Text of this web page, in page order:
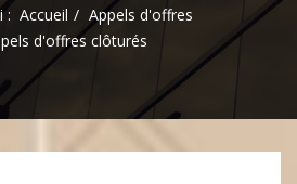
: Accueil
Appels d'offres
d'offres clôturés